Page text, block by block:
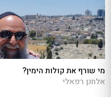
מי שורף את קולות הימין?
אלחנן רפאלי